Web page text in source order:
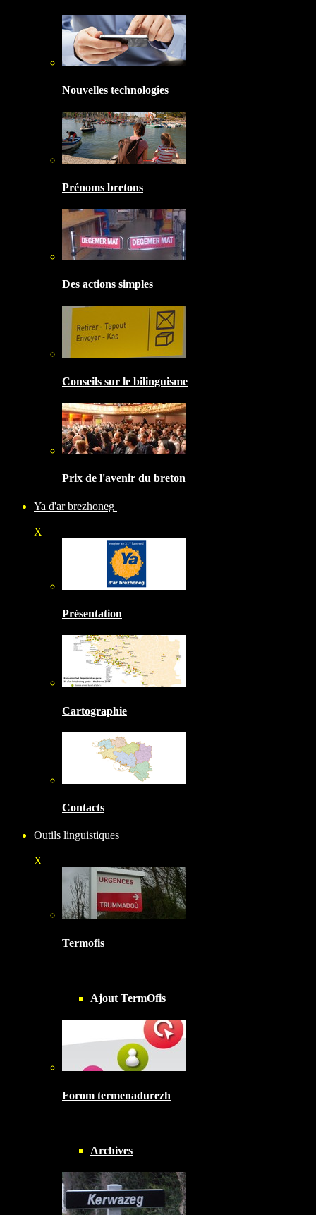
Nouvelles technologies
Prénoms bretons
Des actions simples
Conseils sur le bilinguisme
Prix de l'avenir du breton
Ya d'ar brezhoneg
X
Présentation
Cartographie
Contacts
Outils linguistiques
X
Termofis
Ajout TermOfis
Forom termenadurezh
Archives